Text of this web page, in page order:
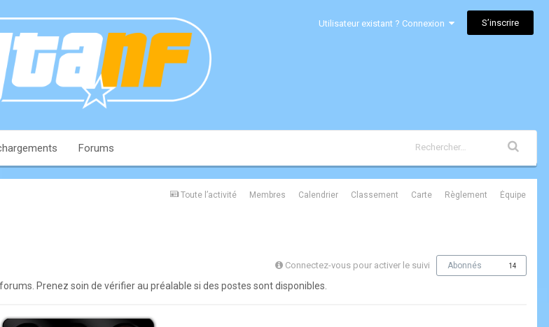
Utilisateur existant ? Connexion S’inscrire
Forums
Toute l’activité Membres Calendrier Classement Carte Règlement Équipe
Connectez-vous pour activer le suivi Abonnés 14
Prenez soin de vérifier au préalable si des postes sont disponibles.